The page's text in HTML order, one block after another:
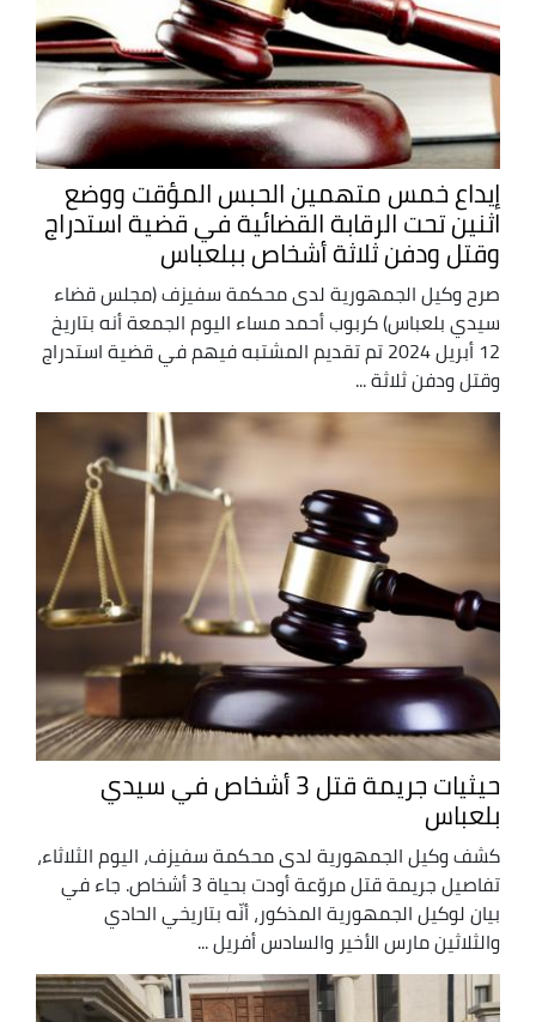
إيداع خمس متهمين الحبس المؤقت ووضع
اثنين تحت الرقابة القضائية في قضية استدراج
وقتل ودفن ثلاثة أشخاص ببلعباس
صرح وكيل الجمهورية لدى محكمة سفيزف (مجلس قضاء
سيدي بلعباس) كربوب أحمد مساء اليوم الجمعة أنه بتاريخ
12 أبريل 2024 تم تقديم المشتبه فيهم في قضية استدراج
وقتل ودفن ثلاثة ...
حيثيات جريمة قتل 3 أشخاص في سيدي
بلعباس
كشف وكيل الجمهورية لدى محكمة سفيزف، اليوم الثلاثاء،
تفاصيل جريمة قتل مروّعة أودت بحياة 3 أشخاص. جاء في
بيان لوكيل الجمهورية المذكور، أنّه بتاريخي الحادي
والثلاثين مارس الأخير والسادس أفريل ...